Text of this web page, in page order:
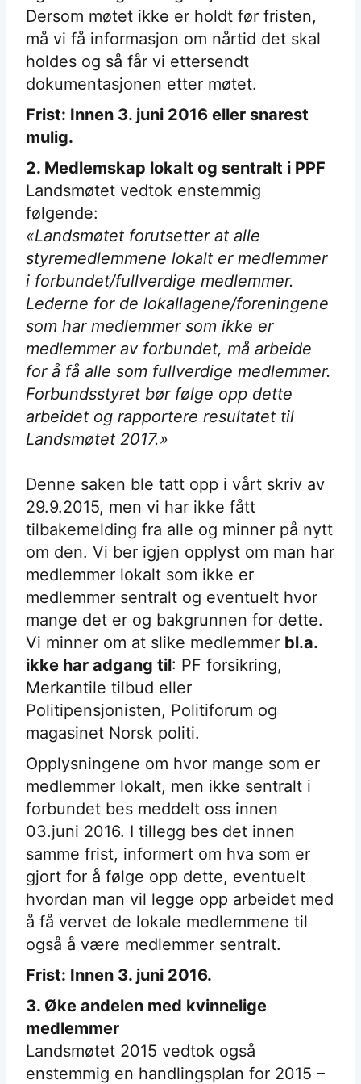
Dersom møtet ikke er holdt før fristen,
må vi få informasjon om nårtid det skal
holdes og så får vi ettersendt
dokumentasjonen etter møtet.
Frist: Innen 3. juni 2016 eller snarest
mulig.
2. Medlemskap lokalt og sentralt i PPF
Landsmøtet vedtok enstemmig
følgende:
«Landsmøtet forutsetter at alle
styremedlemmene lokalt er medlemmer
i forbundet/fullverdige medlemmer.
Lederne for de lokallagene/foreningene
som har medlemmer som ikke er
medlemmer av forbundet, må arbeide
for å få alle som fullverdige medlemmer.
Forbundsstyret bør følge opp dette
arbeidet og rapportere resultatet til
Landsmøtet 2017.»
Denne saken ble tatt opp i vårt skriv av
29.9.2015, men vi har ikke fått
tilbakemelding fra alle og minner på nytt
om den. Vi ber igjen opplyst om man har
medlemmer lokalt som ikke er
medlemmer sentralt og eventuelt hvor
mange det er og bakgrunnen for dette.
Vi minner om at slike medlemmer bl.a.
ikke har adgang til: PF forsikring,
Merkantile tilbud eller
Politipensjonisten, Politiforum og
magasinet Norsk politi.
Opplysningene om hvor mange som er
medlemmer lokalt, men ikke sentralt i
forbundet bes meddelt oss innen
03.juni 2016. I tillegg bes det innen
samme frist, informert om hva som er
gjort for å følge opp dette, eventuelt
hvordan man vil legge opp arbeidet med
å få vervet de lokale medlemmene til
også å være medlemmer sentralt.
Frist: Innen 3. juni 2016.
3. Øke andelen med kvinnelige
medlemmer
Landsmøtet 2015 vedtok også
enstemmig en handlingsplan for 2015 –